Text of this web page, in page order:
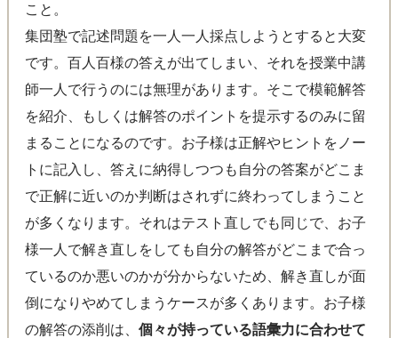
こと。
集団塾で記述問題を一人一人採点しようとすると大変
です。百人百様の答えが出てしまい、それを授業中講
師一人で行うのには無理があります。そこで模範解答
を紹介、もしくは解答のポイントを提示するのみに留
まることになるのです。お子様は正解やヒントをノー
トに記入し、答えに納得しつつも自分の答案がどこま
で正解に近いのか判断はされずに終わってしまうこと
が多くなります。それはテスト直しでも同じで、お子
様一人で解き直しをしても自分の解答がどこまで合っ
ているのか悪いのかが分からないため、解き直しが面
倒になりやめてしまうケースが多くあります。お子様
の解答の添削は、 個々が持っている語彙力に合わせて